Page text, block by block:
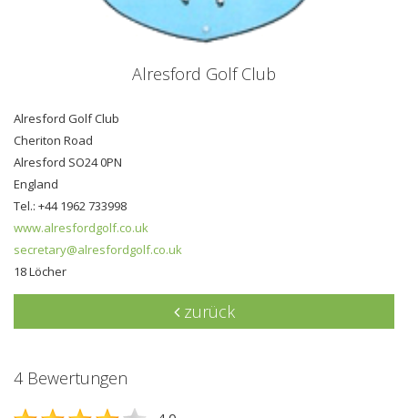
Alresford Golf Club
Alresford Golf Club
Cheriton Road
Alresford SO24 0PN
England
Tel.: +44 1962 733998
www.alresfordgolf.co.uk
secretary@alresfordgolf.co.uk
18 Löcher
zurück
4 Bewertungen